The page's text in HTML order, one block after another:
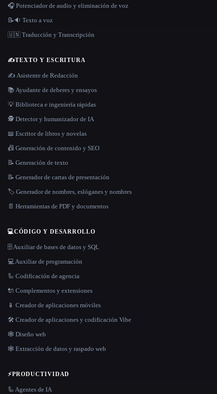
🎧 Potenciador de audio y eliminación de voz
📝🔉 Texto a voz
🇺🇳 Traducción y Transcripción
✍️TEXTO Y ESCRITURA
✍️ Asistente de Redacción
📚 Ayudante de deberes y ensayos
💡 Biblioteca e ingeniería rápidas
🕵️ Detector y humanizador de IA
📖 Escritor de libros y novelas
📠 Generación de contenido y SEO
📝 Generación de texto
📝 Generador de cartas de presentación
🏷️ Generador de nombres, eslóganes y nombres
📄 Herramientas de PDF y documentos
💻CÓDIGO Y DESARROLLO
🗄️ Auxiliar de bases de datos y SQL
💻 Auxiliar de programación
🦾 Codificación de agencia
🔌 Complementos y extensiones
📱 Creador de aplicaciones móviles
🛠️ Creador de aplicaciones y codificación Vibe
🕸 Diseño web
🕸️ Extracción de datos y raspado web
⚡PRODUCTIVIDAD
🦾 Agentes de IA